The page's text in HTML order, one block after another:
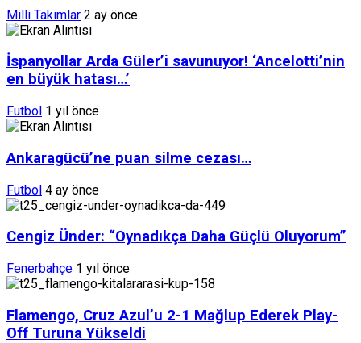
Milli Takımlar 2 ay önce
İspanyollar Arda Güler’i savunuyor! ‘Ancelotti’nin
en büyük hatası…’
Futbol 1 yıl önce
Ankaragücü’ne puan silme cezası…
Futbol 4 ay önce
Cengiz Ünder: “Oynadıkça Daha Güçlü Oluyorum”
Fenerbahçe 1 yıl önce
Flamengo, Cruz Azul’u 2-1 Mağlup Ederek Play-
Off Turuna Yükseldi